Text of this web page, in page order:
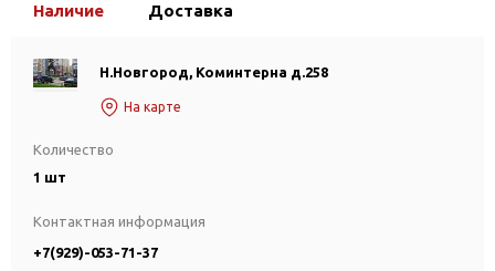
Наличие Доставка
Н.Новгород, Коминтерна д.258
На карте
Количество
1 шт
Контактная информация
+7(929)-053-71-37